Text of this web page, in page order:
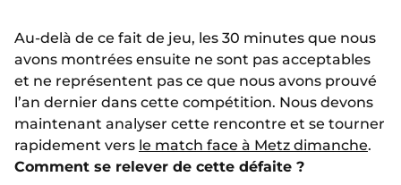
Au-delà de ce fait de jeu, les 30 minutes que nous
avons montrées ensuite ne sont pas acceptables
et ne représentent pas ce que nous avons prouvé
l’an dernier dans cette compétition. Nous devons
maintenant analyser cette rencontre et se tourner
rapidement vers le match face à Metz dimanche.
Comment se relever de cette défaite ?